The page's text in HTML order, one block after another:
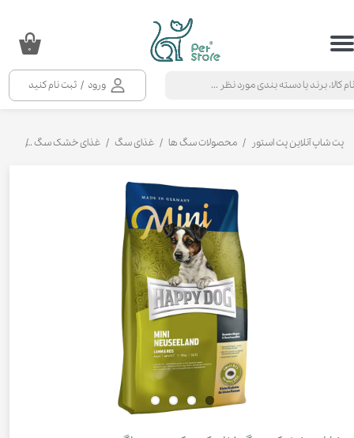
ورود / ثبت نام کنید
حساب کاربری من
خروج از حساب کاربری
۰
پت شاپ آنلاین پت استور محصولات سگ ها غذای سگ غذای خشک سگ